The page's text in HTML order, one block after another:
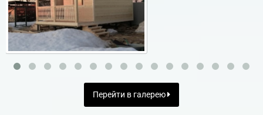
Перейти в галерею